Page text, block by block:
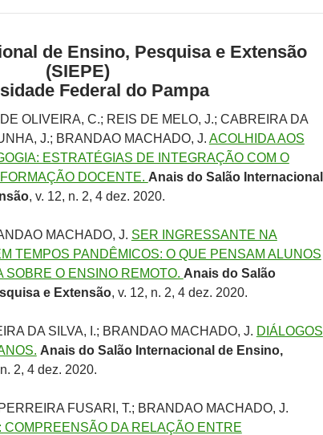
de Ensino, Pesquisa e Extensão
(SIEPE)
Federal do Pampa
OLIVEIRA, C.; REIS DE MELO, J.; CABREIRA DA
J.; BRANDAO MACHADO, J. ACOLHIDA AOS
ESTRATÉGIAS DE INTEGRAÇÃO COM O
DOCENTE. Anais do Salão Internacional
, v. 12, n. 2, 4 dez. 2020.
MACHADO, J. SER INGRESSANTE NA
TEMPOS PANDÊMICOS: O QUE PENSAM ALUNOS
SOBRE O ENSINO REMOTO. Anais do Salão
e Extensão, v. 12, n. 2, 4 dez. 2020.
DA SILVA, I.; BRANDAO MACHADO, J. DIÁLOGOS
Anais do Salão Internacional de Ensino,
2, 4 dez. 2020.
FUSARI, T.; BRANDAO MACHADO, J.
DA RELAÇÃO ENTRE